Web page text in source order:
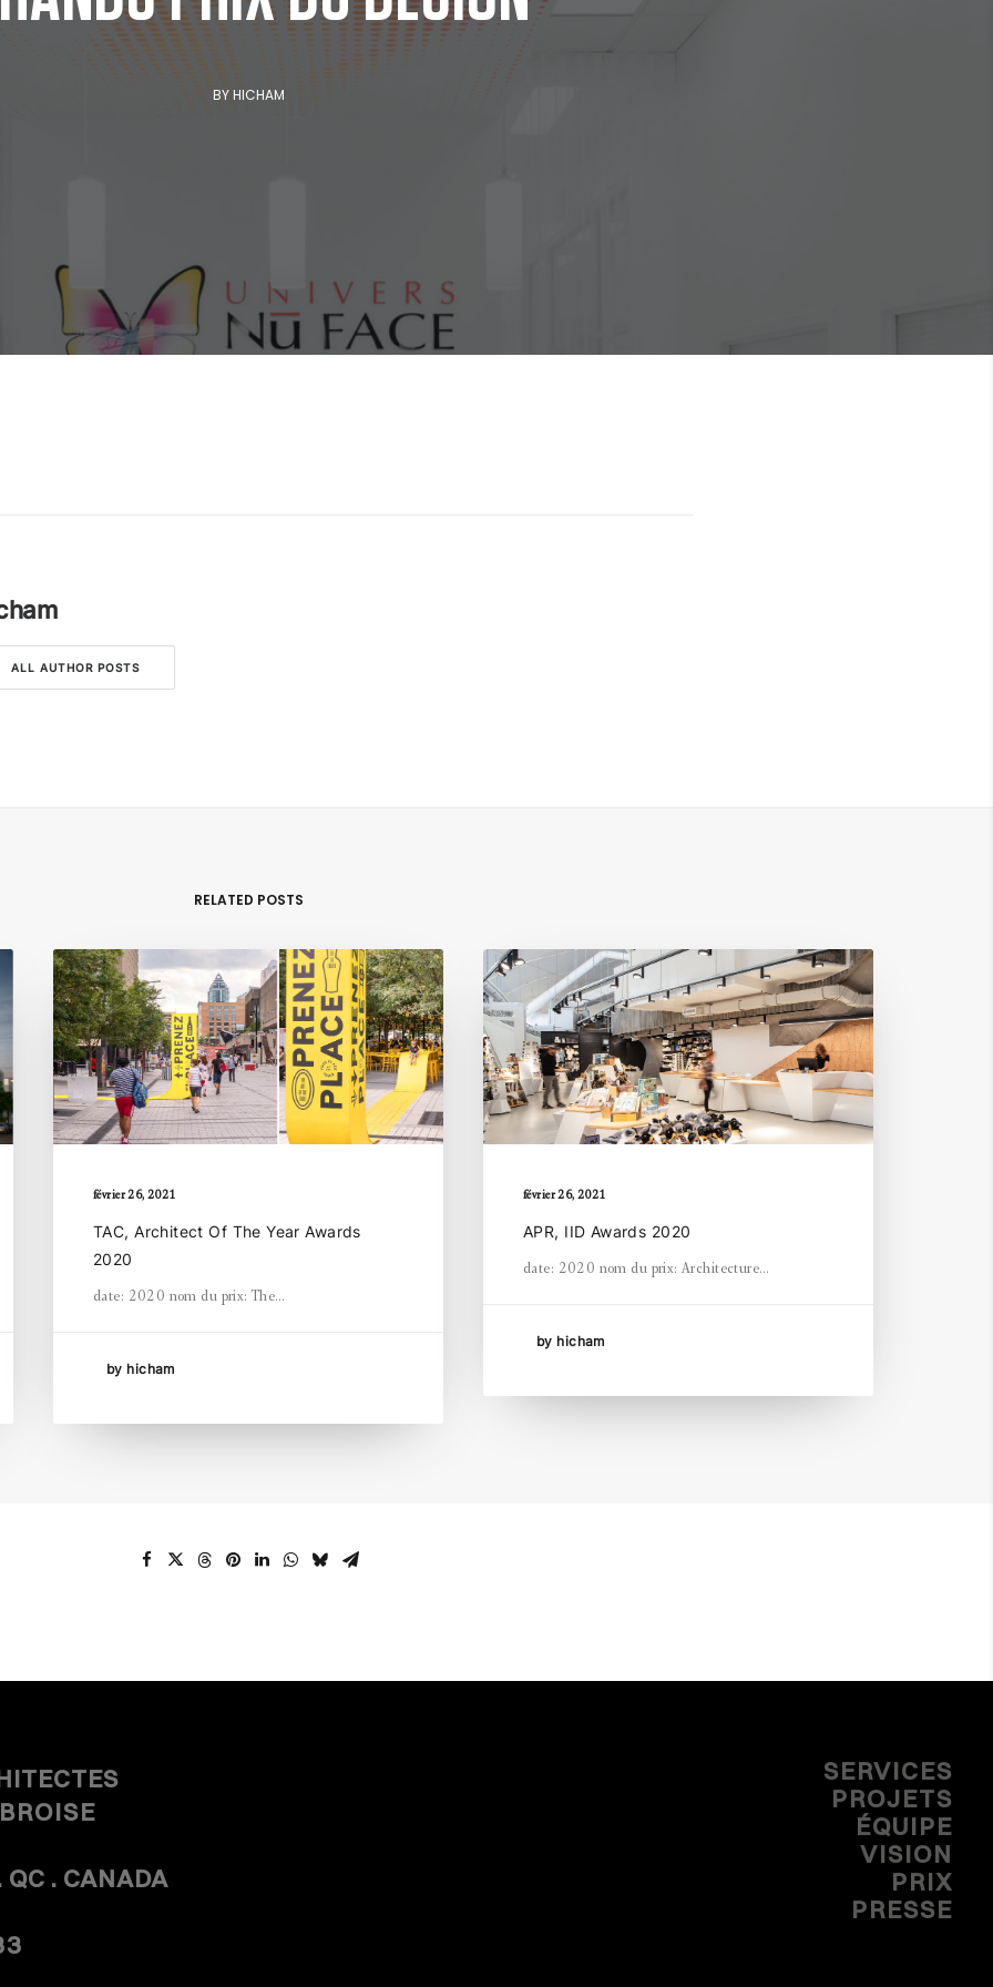
BYHICHAM
ALL AUTHOR POSTS
RELATED POSTS
février 26, 2021
TAC, Architect Of The Year Awards
2020
date: 2020 nom du prix: The…
by hicham
février 26, 2021
APR, IID Awards 2020
date: 2020 nom du prix: Architecture…
by hicham
QC . CANADA
SERVICES
PROJETS
ÉQUIPE
VISION
PRIX
PRESSE